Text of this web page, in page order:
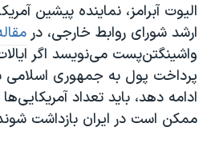
گالری عکس
آرشیو پخش زنده
اعتراضات زن، زندگی، آزادی
مجموعه مستندهای دادخواهی
تریبونال مردمی آبان ۹۸
دادگاه حمید نوری
چهل سال گروگان‌گیری
الیوت آبرامز، نماینده پیشین
ارشد شورای روابط خارجی، در
واشینگتن‌پست می‌نویسد اگر
پرداخت پول به جمهوری اسلامی
ادامه دهد، باید تعداد
ممکن است در ایران بازداشت